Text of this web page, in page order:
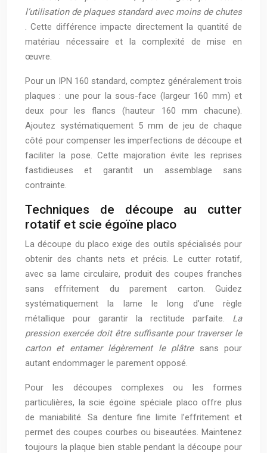
l’utilisation de plaques standard avec moins de chutes
. Cette différence impacte directement la quantité de
matériau nécessaire et la complexité de mise en
œuvre.
Pour un IPN 160 standard, comptez généralement trois
plaques : une pour la sous-face (largeur 160 mm) et
deux pour les flancs (hauteur 160 mm chacune).
Ajoutez systématiquement 5 mm de jeu de chaque
côté pour compenser les imperfections de découpe et
faciliter la pose. Cette majoration évite les reprises
fastidieuses et garantit un assemblage sans
contrainte.
Techniques de découpe au cutter
rotatif et scie égoïne placo
La découpe du placo exige des outils spécialisés pour
obtenir des chants nets et précis. Le cutter rotatif,
avec sa lame circulaire, produit des coupes franches
sans effritement du parement carton. Guidez
systématiquement la lame le long d’une règle
métallique pour garantir la rectitude parfaite. La
pression exercée doit être suffisante pour traverser le
carton et entamer légèrement le plâtre sans pour
autant endommager le parement opposé.
Pour les découpes complexes ou les formes
particulières, la scie égoïne spéciale placo offre plus
de maniabilité. Sa denture fine limite l’effritement et
permet des coupes courbes ou biseautées. Maintenez
toujours la plaque bien stable pendant la découpe pour